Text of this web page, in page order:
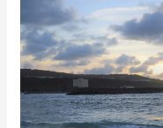
右
之
分
嗎?